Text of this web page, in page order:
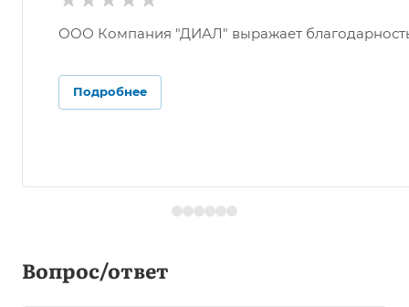
ООО Компания "ДИАЛ" выражает
Подробнее
Вопрос/ответ